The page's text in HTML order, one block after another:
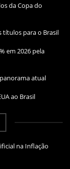
da Copa do
títulos para o Brasil
em 2026 pela
atual
ao Brasil
na Inflação